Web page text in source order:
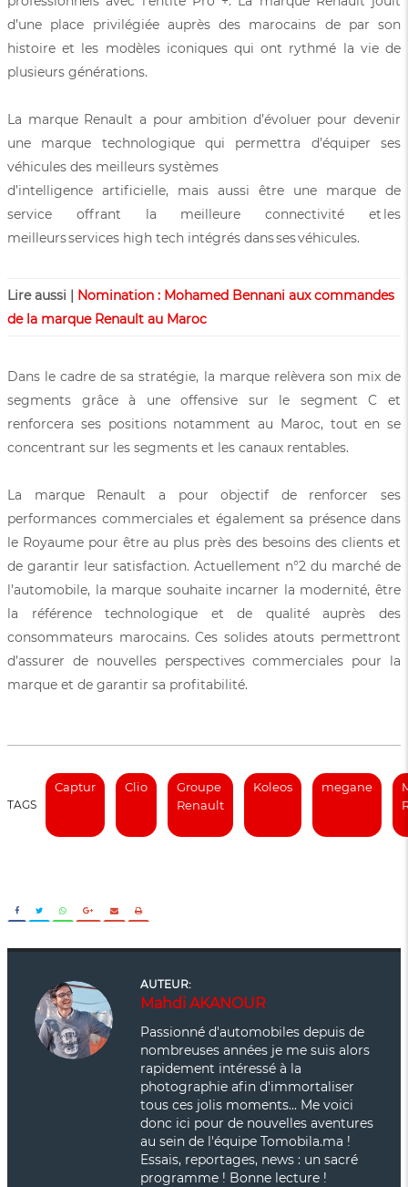
d’une place privilégiée auprès des marocains de par son
histoire et les modèles iconiques qui ont rythmé la vie de
plusieurs générations.
La marque Renault a pour ambition d’évoluer pour devenir
une marque technologique qui permettra d’équiper ses
véhicules des meilleurs systèmes
d’intelligence artificielle, mais aussi être une marque de
service offrant la meilleure connectivité et les
meilleurs services high tech intégrés dans ses véhicules.
Lire aussi | Nomination : Mohamed Bennani aux commandes
de la marque Renault au Maroc
Dans le cadre de sa stratégie, la marque relèvera son mix de
segments grâce à une offensive sur le segment C et
renforcera ses positions notamment au Maroc, tout en se
concentrant sur les segments et les canaux rentables.
La marque Renault a pour objectif de renforcer ses
performances commerciales et également sa présence dans
le Royaume pour être au plus près des besoins des clients et
de garantir leur satisfaction. Actuellement n°2 du marché de
l’automobile, la marque souhaite incarner la modernité, être
la référence technologique et de qualité auprès des
consommateurs marocains. Ces solides atouts permettront
d’assurer de nouvelles perspectives commerciales pour la
marque et de garantir sa profitabilité.
TAGS
Captur Clio
Groupe
Renault
Koleos megane
AUTEUR:
Mahdi AKANOUR
Passionné d'automobiles depuis de
nombreuses années je me suis alors
rapidement intéressé à la
photographie afin d'immortaliser
tous ces jolis moments... Me voici
donc ici pour de nouvelles aventures
au sein de l'équipe Tomobila.ma !
Essais, reportages, news : un sacré
programme ! Bonne lecture !